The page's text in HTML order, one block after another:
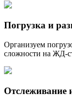
Погрузка и
Организуем
сложности на ЖД-
Отслеживание